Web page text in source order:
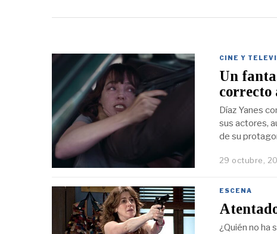
CINE Y
Un
correcto
Díaz Yanes
sus actores,
de su
29 octubre,
ESCENA
¿Quién no ha